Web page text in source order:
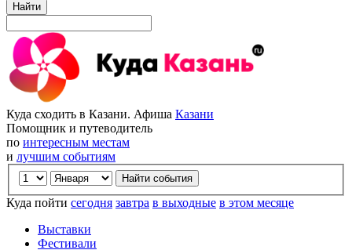
Найти
Куда сходить в Казани. Афиша Казани
Помощник и путеводитель
по интересным местам
и лучшим событиям
Куда пойти сегодня завтра в выходные в этом месяце
Выставки
Фестивали